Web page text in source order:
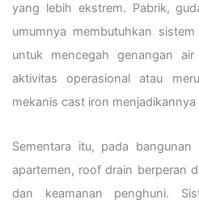
yang lebih ekstrem. Pabrik,
umumnya membutuhkan
untuk mencegah genangan
aktivitas operasional atau
mekanis cast iron
Sementara itu, pada
apartemen, roof drain berperan
dan keamanan penghuni.